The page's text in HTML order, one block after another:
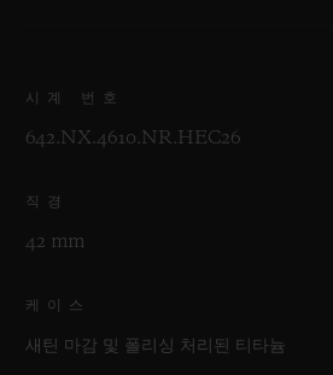
시계 번호
642.NX.4610.NR.HEC26
직경
42 mm
케이스
새틴 마감 및 폴리싱 처리된 티타늄